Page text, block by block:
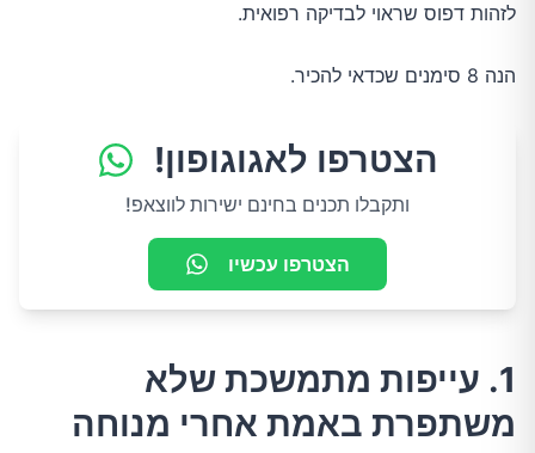
לזהות דפוס שראוי לבדיקה רפואית.
הנה 8 סימנים שכדאי להכיר.
הצטרפו לאגוגופון!
ותקבלו תכנים בחינם ישירות לווצאפ!
הצטרפו עכשיו
1. עייפות מתמשכת שלא
משתפרת באמת אחרי מנוחה